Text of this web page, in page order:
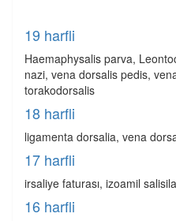
19 harfli
Haemaphysalis parva,
nazi, vena dorsalis pedis,
torakodorsalis
18 harfli
ligamenta dorsalia, vena
17 harfli
irsaliye faturası, izoamil
16 harfli